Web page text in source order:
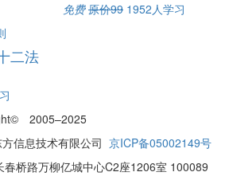
免费 原价99 1952人学习
二法
2005–2025
信息技术有限公司 京ICP备05002149号
桥路万柳亿城中心C2座1206室 100089